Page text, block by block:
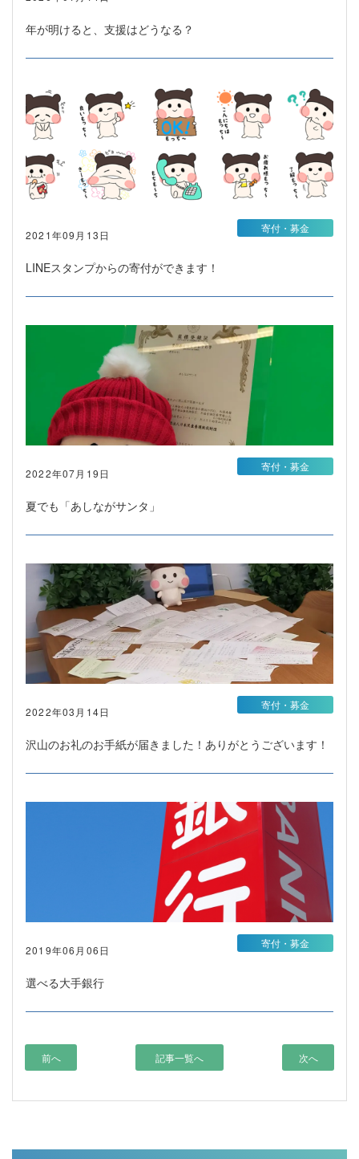
年が明けると、支援はどうなる？
2021年09月13日
LINEスタンプからの寄付ができます！
寄付・募金
2022年07月19日
夏でも「あしながサンタ」
寄付・募金
2022年03月14日
沢山のお礼のお手紙が届きました！ありがとうございます！
寄付・募金
2019年06月06日
選べる大手銀行
寄付・募金
前へ 記事一覧へ 次へ